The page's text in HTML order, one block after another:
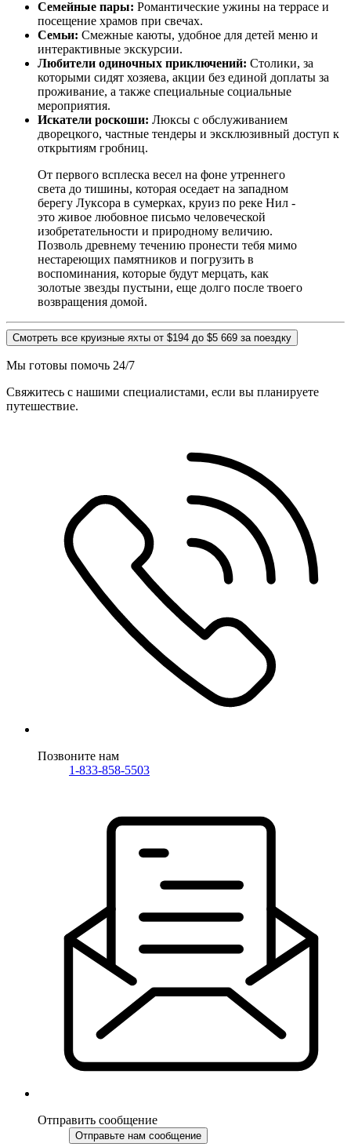
Семейные пары: Романтические ужины на террасе и
посещение храмов при свечах.
Семьи: Смежные каюты, удобное для детей меню и
интерактивные экскурсии.
Любители одиночных приключений: Столики, за
которыми сидят хозяева, акции без единой доплаты за
проживание, а также специальные социальные
мероприятия.
Искатели роскоши: Люксы с обслуживанием
дворецкого, частные тендеры и эксклюзивный доступ к
открытиям гробниц.
От первого всплеска весел на фоне утреннего
света до тишины, которая оседает на западном
берегу Луксора в сумерках, круиз по реке Нил -
это живое любовное письмо человеческой
изобретательности и природному величию.
Позволь древнему течению пронести тебя мимо
нестареющих памятников и погрузить в
воспоминания, которые будут мерцать, как
золотые звезды пустыни, еще долго после твоего
возвращения домой.
Смотреть все круизные яхты от $194 до $5 669 за поездку
Мы готовы помочь 24/7
Свяжитесь с нашими специалистами, если вы планируете
путешествие.
Позвоните нам
1-833-858-5503
Отправить сообщение
Отправьте нам сообщение